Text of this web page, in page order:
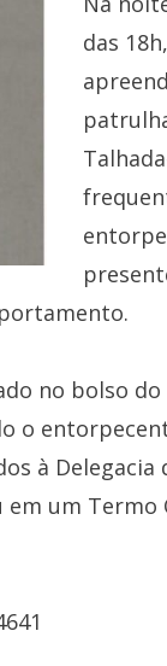
das
no bolso
o
à Delegacia
um